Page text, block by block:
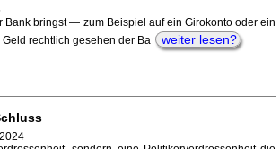
Bank bringst — zum Beispiel auf ein Girokonto oder ein
rechtlich gesehen der Ba
weiter lesen?